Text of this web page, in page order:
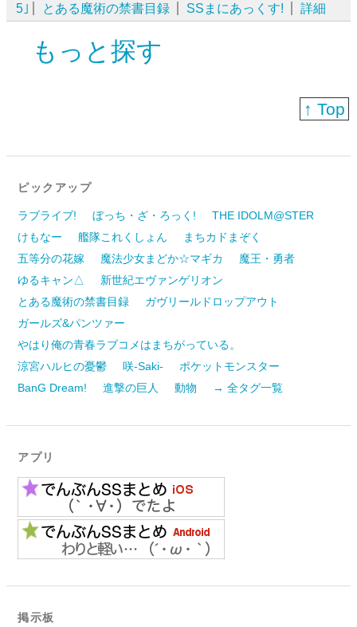
5｣
とある魔術の禁書目録 SSまにあっくす! 詳細
もっと探す
↑ Top
ピックアップ
ラブライブ! ぼっち・ざ・ろっく!
THE IDOLM@STER
けもなー
艦隊これくしょん
まちカドまぞく
五等分の花嫁
魔法少女まどか☆マギカ
魔王・勇者
ゆるキャン△
新世紀エヴァンゲリオン
とある魔術の禁書目録
ガヴリールドロップアウト
ガールズ&パンツァー
やはり俺の青春ラブコメはまちがっている。
涼宮ハルヒの憂鬱
咲-Saki-
ポケットモンスター
BanG Dream!
進撃の巨人 動物 → 全タグ一覧
アプリ
掲示板